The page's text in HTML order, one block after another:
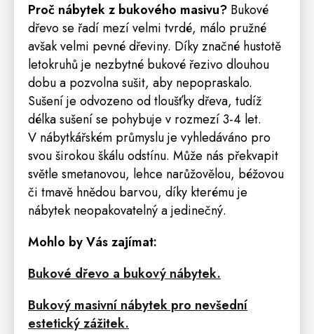
Proč nábytek z bukového masivu? Bukové
dřevo se řadí mezí velmi tvrdé, málo pružné
avšak velmi pevné dřeviny. Díky značné hustotě
letokruhů je nezbytné bukové řezivo dlouhou
dobu a pozvolna sušit, aby nepopraskalo.
Sušení je odvozeno od tloušťky dřeva, tudíž
délka sušení se pohybuje v rozmezí 3-4 let.
V nábytkářském průmyslu je vyhledáváno pro
svou širokou škálu odstínu. Může nás překvapit
světle smetanovou, lehce narůžovělou, béžovou
či tmavě hnědou barvou, díky kterému je
nábytek neopakovatelný a jedinečný.
Mohlo by Vás zajímat:
Bukové dřevo a bukový nábytek.
Bukový masivní nábytek pro nevšední
estetický zážitek.